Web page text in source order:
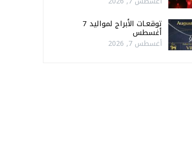
توقعـات الأبراج لمواليد 7
أغسطس
أغسطس 7, 2026